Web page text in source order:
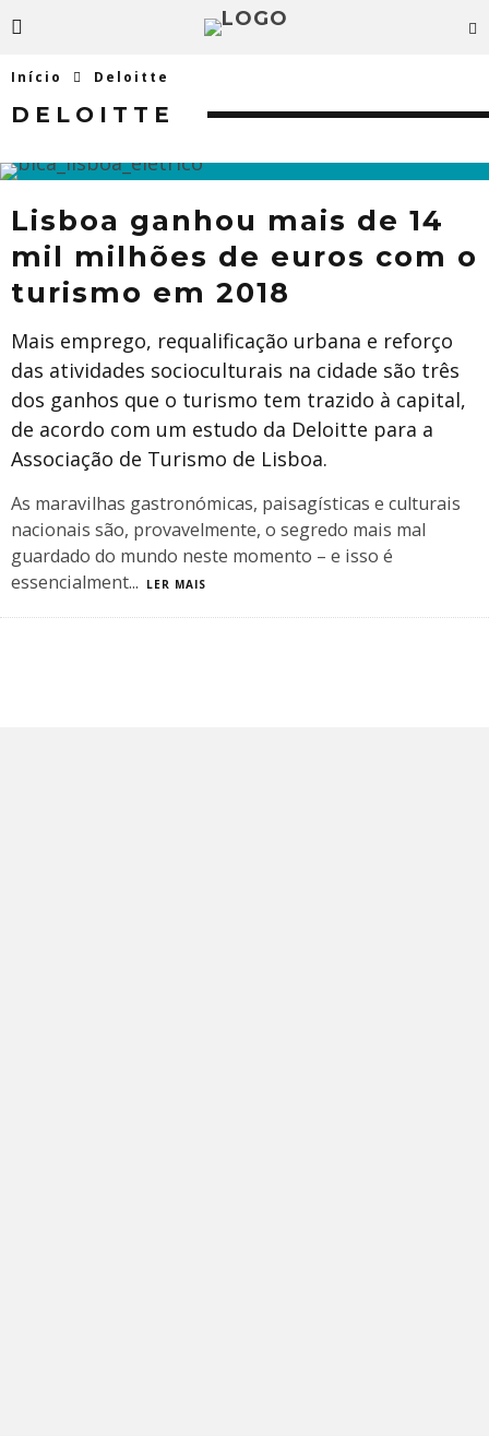
Início Deloitte
DELOITTE
Lisboa ganhou mais de 14
mil milhões de euros com o
turismo em 2018
Mais emprego, requalificação urbana e reforço
das atividades socioculturais na cidade são três
dos ganhos que o turismo tem trazido à capital,
de acordo com um estudo da Deloitte para a
Associação de Turismo de Lisboa.
As maravilhas gastronómicas, paisagísticas e culturais
nacionais são, provavelmente, o segredo mais mal
guardado do mundo neste momento – e isso é
essencialment... LER MAIS